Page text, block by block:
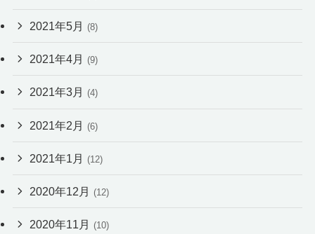
2021年5月 (8)
2021年4月 (9)
2021年3月 (4)
2021年2月 (6)
2021年1月 (12)
2020年12月 (12)
2020年11月 (10)